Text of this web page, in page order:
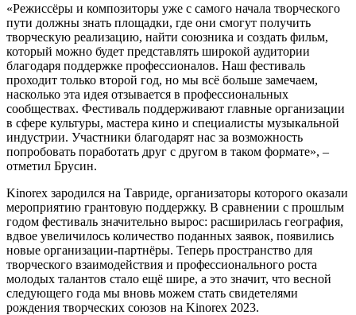
«Режиссёры и композиторы уже с самого начала творческого
пути должны знать площадки, где они смогут получить
творческую реализацию, найти союзника и создать фильм,
который можно будет представлять широкой аудитории
благодаря поддержке профессионалов. Наш фестиваль
проходит только второй год, но мы всё больше замечаем,
насколько эта идея отзывается в профессиональных
сообществах. Фестиваль поддерживают главные организации
в сфере культуры, мастера кино и специалисты музыкальной
индустрии. Участники благодарят нас за возможность
попробовать поработать друг с другом в таком формате», –
отметил Брусин.
Kinorex зародился на Тавриде, организаторы которого оказали
мероприятию грантовую поддержку. В сравнении с прошлым
годом фестиваль значительно вырос: расширилась география,
вдвое увеличилось количество поданных заявок, появились
новые организации-партнёры. Теперь пространство для
творческого взаимодействия и профессионального роста
молодых талантов стало ещё шире, а это значит, что весной
следующего года мы вновь можем стать свидетелями
рождения творческих союзов на Kinorex 2023.